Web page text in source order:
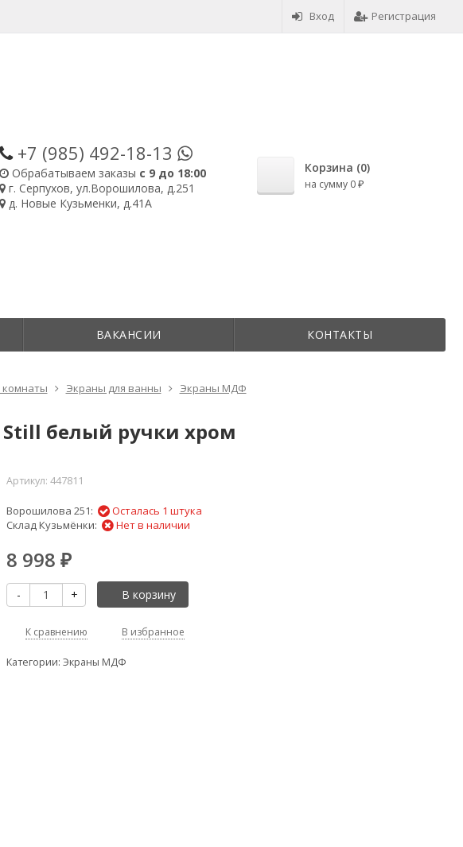
Вход Регистрация
+7 (985) 492-18-13
Обрабатываем заказы с 9 до 18:00
г. Серпухов, ул.Ворошилова, д.251
д. Новые Кузьменки, д.41А
Корзина (0)
на сумму 0 ₽
ВАКАНСИИ КОНТАКТЫ
комнаты Экраны для ванны
Экраны МДФ
белый ручки хром
Артикул:447811
Ворошилова 251:
Осталась 1 штука
Склад Кузьмёнки:
Нет в наличии
8 998₽
- + В корзину
К сравнению В избранное
Категории:Экраны МДФ